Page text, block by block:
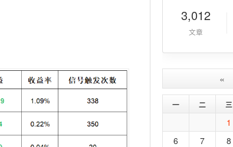
3,012
文章
«
一 二 三
1
6
7 8